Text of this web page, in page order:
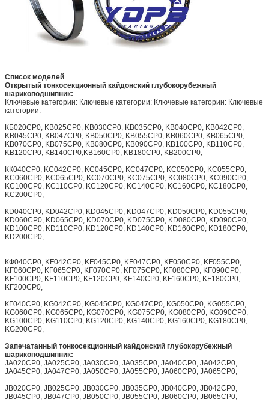
Список моделей
Открытый тонкосекционный кайдонский глубокорубежный
шарикоподшипник:
Ключевые категории: Ключевые категории: Ключевые категории: Ключевые
категории:
КБ020CP0, KB025CP0, KB030CP0, KB035CP0, KB040CP0, KB042CP0,
KB045CP0, KB047CP0, KB050CP0, KB055CP0, KB060CP0, KB065CP0,
KB070CP0, KB075CP0, KB080CP0, KB090CP0, KB100CP0, KB110CP0,
KB120CP0, KB140CP0,KB160CP0, KB180CP0, KB200CP0,
КК040CP0, KC042CP0, KC045CP0, KC047CP0, KC050CP0, KC055CP0,
KC060CP0, KC065CP0, KC070CP0, KC075CP0, KC080CP0, KC090CP0,
KC100CP0, KC110CP0, KC120CP0, KC140CP0, KC160CP0, KC180CP0,
KC200CP0,
КD040CP0, KD042CP0, KD045CP0, KD047CP0, KD050CP0, KD055CP0,
KD060CP0, KD065CP0, KD070CP0, KD075CP0, KD080CP0, KD090CP0,
KD100CP0, KD110CP0, KD120CP0, KD140CP0, KD160CP0, KD180CP0,
KD200CP0,
КФ040CP0, KF042CP0, KF045CP0, KF047CP0, KF050CP0, KF055CP0,
KF060CP0, KF065CP0, KF070CP0, KF075CP0, KF080CP0, KF090CP0,
KF100CP0, KF110CP0, KF120CP0, KF140CP0, KF160CP0, KF180CP0,
KF200CP0,
КГ040CP0, KG042CP0, KG045CP0, KG047CP0, KG050CP0, KG055CP0,
KG060CP0, KG065CP0, KG070CP0, KG075CP0, KG080CP0, KG090CP0,
KG100CP0, KG110CP0, KG120CP0, KG140CP0, KG160CP0, KG180CP0,
KG200CP0,
Запечатанный тонкосекционный кайдонский глубокорубежный
шарикоподшипник:
JA020CP0, JA025CP0, JA030CP0, JA035CP0, JA040CP0, JA042CP0,
JA045CP0, JA047CP0, JA050CP0, JA055CP0, JA060CP0, JA065CP0,
JB020CP0, JB025CP0, JB030CP0, JB035CP0, JB040CP0, JB042CP0,
JB045CP0, JB047CP0, JB050CP0, JB055CP0, JB060CP0, JB065CP0,